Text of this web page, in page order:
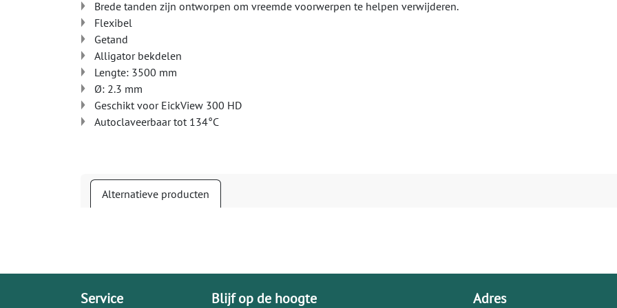
Brede tanden zijn ontworpen om vreemde voorwerpen te helpen verwijderen.
Flexibel
Getand
Alligator bekdelen
Lengte: 3500 mm
Ø: 2.3 mm
Geschikt voor EickView 300 HD
Autoclaveerbaar tot 134°C
Alternatieve producten
Service Blijf op de hoogte Adres